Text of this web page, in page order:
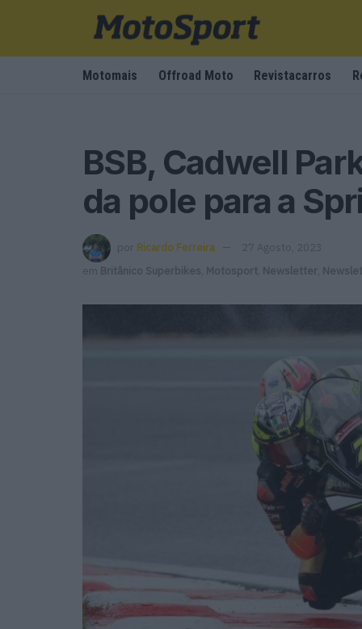
Motomais Offroad Moto Revistacarros
BSB, Cadwell
da pole para a
por Ricardo Ferreira
27 Agosto, 2023
em
Britânico Superbikes Motosport Newsletter